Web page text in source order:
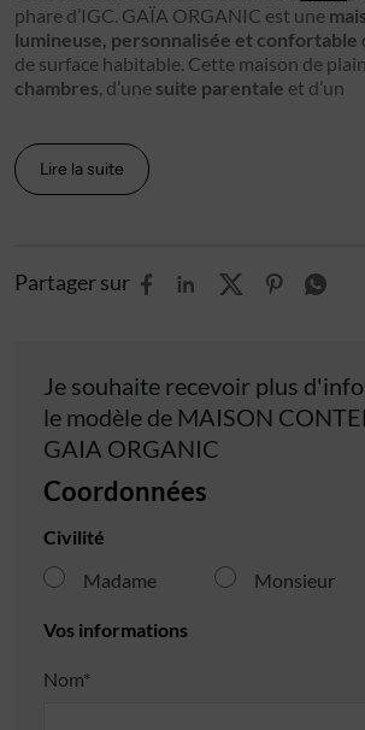
phare d’IGC. GAÏA ORGANIC est une
lumineuse , personnalisée et confortable
de surface habitable. Cette maison de
chambres , d’une suite parentale et d’un
Lire la suite
Partager sur
Je souhaite recevoir plus
le modèle de MAISON
GAIA ORGANIC
Coordonnées
Civilité
Madame
Monsieur
Vos informations
Nom*